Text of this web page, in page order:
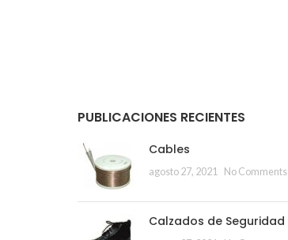
PUBLICACIONES RECIENTES
Cables
agosto 27, 2021 No Comments
Calzados de Seguridad